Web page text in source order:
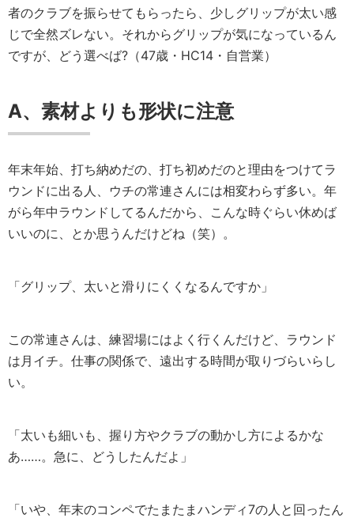
者のクラブを振らせてもらったら、少しグリップが太い感
じで全然ズレない。それからグリップが気になっているん
ですが、どう選べば?（47歳・HC14・自営業）
A、素材よりも形状に注意
年末年始、打ち納めだの、打ち初めだのと理由をつけてラ
ウンドに出る人、ウチの常連さんには相変わらず多い。年
がら年中ラウンドしてるんだから、こんな時ぐらい休めば
いいのに、とか思うんだけどね（笑）。
「グリップ、太いと滑りにくくなるんですか」
この常連さんは、練習場にはよく行くんだけど、ラウンド
は月イチ。仕事の関係で、遠出する時間が取りづらいらし
い。
「太いも細いも、握り方やクラブの動かし方によるかな
あ……。急に、どうしたんだよ」
「いや、年末のコンペでたまたまハンディ7の人と回ったん